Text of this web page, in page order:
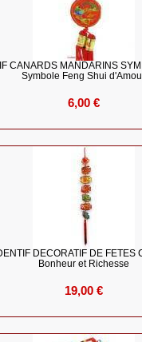
CANARDS MANDARINS
Symbole Feng Shui
6,00 €
DECORATIF DE FETES
Bonheur et Richesse
19,00 €